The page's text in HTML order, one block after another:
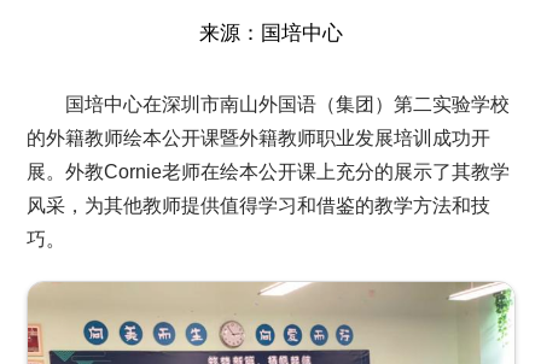
来源：国培中心
国培中心在深圳市南山外国语（集团）第二实验学校
的外籍教师绘本公开课暨外籍教师职业发展培训成功开
展。外教Cornie老师在绘本公开课上充分的展示了其教学
风采，为其他教师提供值得学习和借鉴的教学方法和技
巧。